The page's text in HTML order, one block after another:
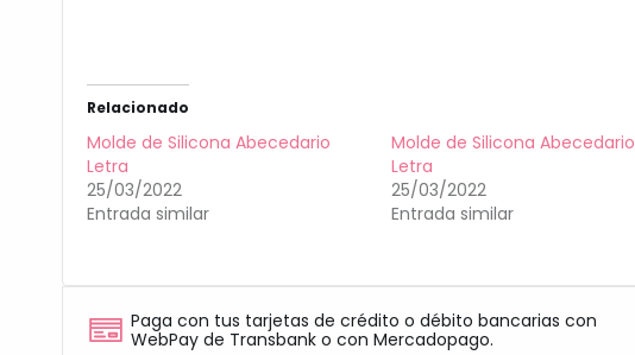
Relacionado
Molde de Silicona Abecedario
Letra
25/03/2022
Entrada similar
Molde de Silicona Abecedario
Letra
25/03/2022
Entrada similar
Paga con tus tarjetas de crédito o débito bancarias con
WebPay de Transbank o con Mercadopago.